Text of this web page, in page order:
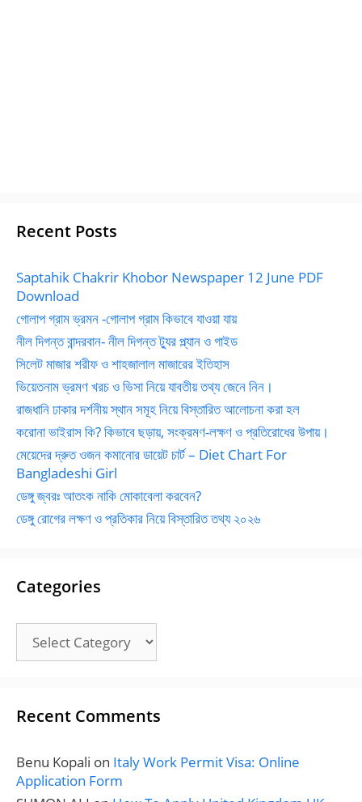
Recent Posts
Saptahik Chakrir Khobor Newspaper 12 June PDF
Download
গোলাপ গ্রাম ভ্রমন -গোলাপ গ্রাম কিভাবে যাওয়া যায়
নীল দিগন্ত বান্দরবান- নীল দিগন্ত ট্যুর প্ল্যান ও গাইড
সিলেট মাজার শরীফ ও শাহজালাল মাজারের ইতিহাস
ভিয়েতনাম ভ্রমণ খরচ ও ভিসা নিয়ে যাবতীয় তথ্য জেনে নিন।
রাজধানি ঢাকার দর্শনীয় স্থান সমূহ নিয়ে বিস্তারিত আলোচনা করা হল
করোনা ভাইরাস কি? কিভাবে ছড়ায়, সংক্রমণ-লক্ষণ ও প্রতিরোধের উপায়।
মেয়েদের দ্রুত ওজন কমানোর ডায়েট চার্ট – Diet Chart For
Bangladeshi Girl
ডেঙ্গু জ্বরঃ আতংক নাকি মোকাবেলা করবেন?
ডেঙ্গু রোগের লক্ষণ ও প্রতিকার নিয়ে বিস্তারিত তথ্য ২০২৬
Categories
Recent Comments
Benu Kopali on Italy Work Permit Visa: Online
Application Form